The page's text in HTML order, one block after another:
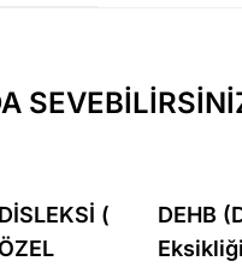
DİSLEKSİ (
ÖZEL
DEHB